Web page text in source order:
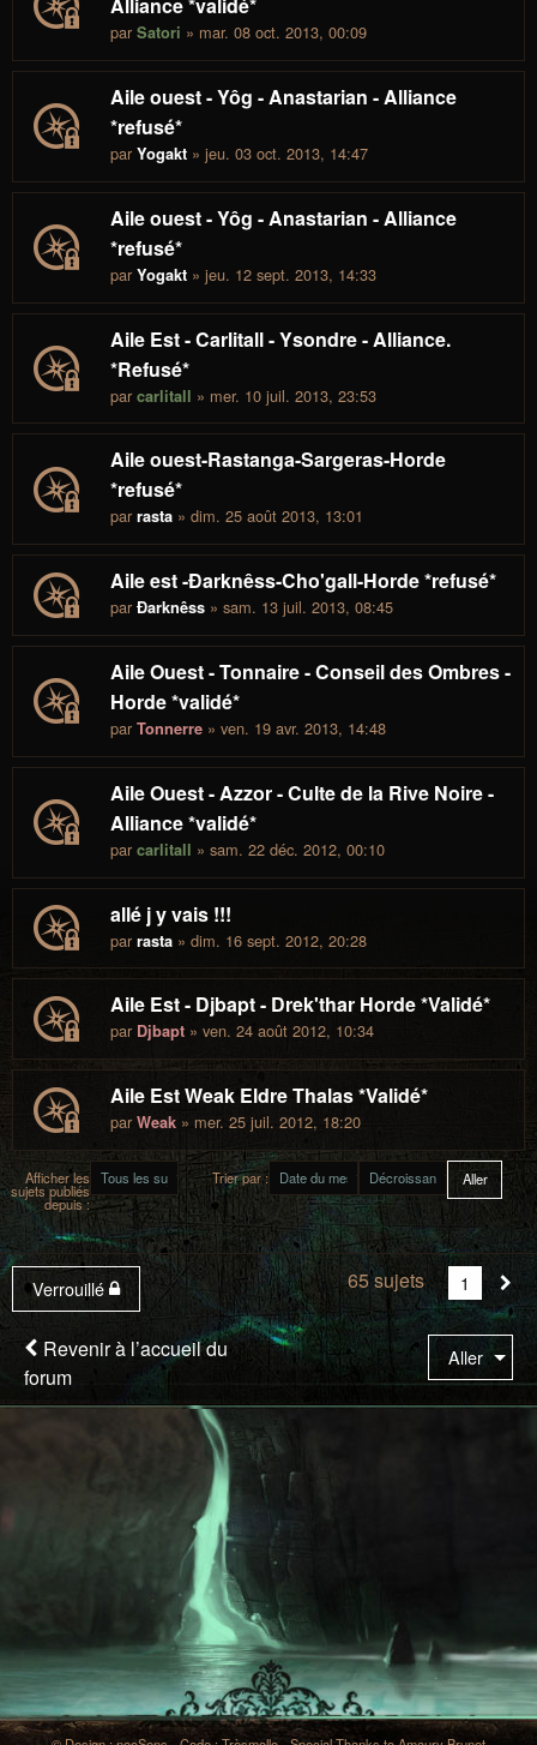
Alliance *validé*
par Satori » mar. 08 oct. 2013, 00:09
Aile ouest - Yôg - Anastarian - Alliance
*refusé*
par Yogakt » jeu. 03 oct. 2013, 14:47
Aile ouest - Yôg - Anastarian - Alliance
*refusé*
par Yogakt » jeu. 12 sept. 2013, 14:33
Aile Est - Carlitall - Ysondre - Alliance.
*Refusé*
par carlitall » mer. 10 juil. 2013, 23:53
Aile ouest-Rastanga-Sargeras-Horde
*refusé*
par rasta » dim. 25 août 2013, 13:01
Aile est -Ðarknêss-Cho'gall-Horde *refusé*
par Ðarknêss » sam. 13 juil. 2013, 08:45
Aile Ouest - Tonnaire - Conseil des Ombres -
Horde *validé*
par Tonnerre » ven. 19 avr. 2013, 14:48
Aile Ouest - Azzor - Culte de la Rive Noire -
Alliance *validé*
par carlitall » sam. 22 déc. 2012, 00:10
allé j y vais !!!
par rasta » dim. 16 sept. 2012, 20:28
Aile Est - Djbapt - Drek'thar Horde *Validé*
par Djbapt » ven. 24 août 2012, 10:34
Aile Est Weak Eldre Thalas *Validé*
par Weak » mer. 25 juil. 2012, 18:20
Afficher les
sujets publiés
depuis :
Trier par :
Verrouillé 65 sujets
Vous
êtes
à
la
page
1
Revenir à l’accueil du
forum
Aller